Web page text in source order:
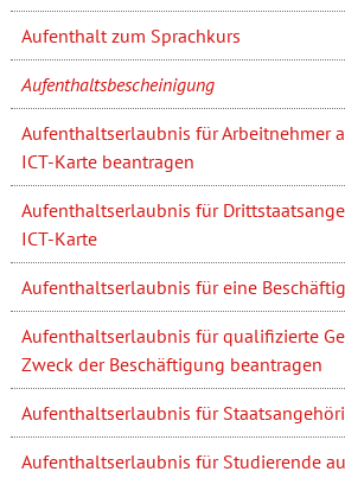
Aufenthalt zum Sprachkurs
Aufenthaltsbescheinigung
Aufenthaltserlaubnis für Arbeitnehmer
ICT-Karte beantragen
Aufenthaltserlaubnis für
ICT-Karte
Aufenthaltserlaubnis für eine
Aufenthaltserlaubnis für qualifizierte
Zweck der Beschäftigung beantragen
Aufenthaltserlaubnis für
Aufenthaltserlaubnis für Studierende